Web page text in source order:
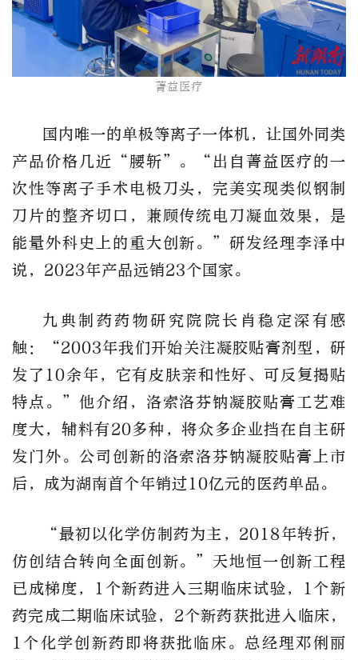
菁益医疗
国内唯一的单极等离子一体机，让国外同类
产品价格几近“腰斩”。“出自菁益医疗的一
次性等离子手术电极刀头，完美实现类似钢制
刀片的整齐切口，兼顾传统电刀凝血效果，是
能量外科史上的重大创新。”研发经理李泽中
说，2023年产品远销23个国家。
九典制药药物研究院院长肖稳定深有感
触：“2003年我们开始关注凝胶贴膏剂型，研
发了10余年，它有皮肤亲和性好、可反复揭贴
特点。”他介绍，洛索洛芬钠凝胶贴膏工艺难
度大，辅料有20多种，将众多企业挡在自主研
发门外。公司创新的洛索洛芬钠凝胶贴膏上市
后，成为湖南首个年销过10亿元的医药单品。
“最初以化学仿制药为主，2018年转折，
仿创结合转向全面创新。”天地恒一创新工程
已成梯度，1个新药进入三期临床试验，1个新
药完成二期临床试验，2个新药获批进入临床，
1个化学创新药即将获批临床。总经理邓俐丽